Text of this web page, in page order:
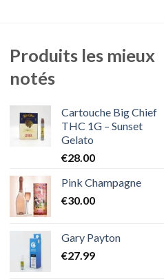
Produits les mieux
notés
Cartouche Big Chief
THC 1G – Sunset
Gelato
€28.00
Pink Champagne
€30.00
Gary Payton
€27.99